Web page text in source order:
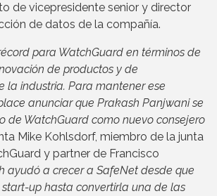
de vicepresidente senior y director
de datos de la compañía.
para WatchGuard en términos de
de productos y de
la industria. Para mantener ese
anunciar que Prakash Panjwani se
de WatchGuard como nuevo consejero
Mike Kohlsdorf, miembro de la junta
y partner de Francisco
ayudó a crecer a SafeNet desde que
up hasta convertirla una de las